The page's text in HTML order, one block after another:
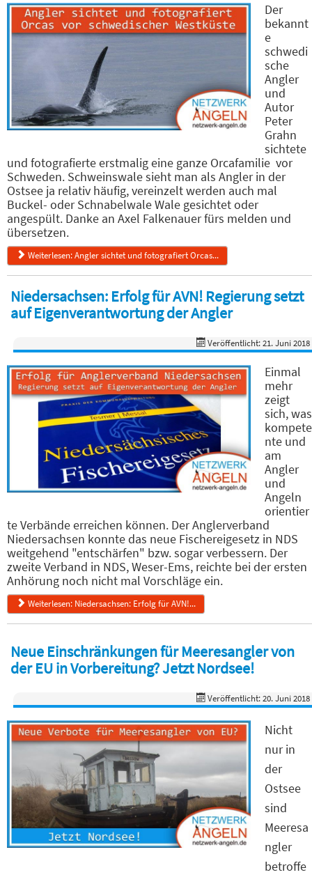
Der
bekannt
e
schwedi
sche
Angler
und
Autor
Peter
Grahn
sichtete
und fotografierte erstmalig eine ganze Orcafamilie vor
Schweden. Schweinswale sieht man als Angler in der
Ostsee ja relativ häufig, vereinzelt werden auch mal
Buckel- oder Schnabelwale Wale gesichtet oder
angespült. Danke an Axel Falkenauer fürs melden und
übersetzen.
Weiterlesen: Angler sichtet und fotografiert Orcas...
Niedersachsen: Erfolg für AVN! Regierung setzt
auf Eigenverantwortung der Angler
Veröffentlicht: 21. Juni 2018
Einmal
mehr
zeigt
sich, was
kompete
nte und
am
Angler
und
Angeln
orientier
te Verbände erreichen können. Der Anglerverband
Niedersachsen konnte das neue Fischereigesetz in NDS
weitgehend "entschärfen" bzw. sogar verbessern. Der
zweite Verband in NDS, Weser-Ems, reichte bei der ersten
Anhörung noch nicht mal Vorschläge ein.
Weiterlesen: Niedersachsen: Erfolg für AVN!...
Neue Einschränkungen für Meeresangler von
der EU in Vorbereitung? Jetzt Nordsee!
Veröffentlicht: 20. Juni 2018
Nicht
nur in
der
Ostsee
sind
Meeresa
ngler
betroffe